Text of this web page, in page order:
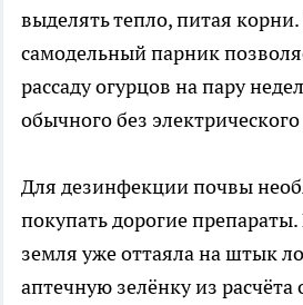
выделять тепло, питая
самодельный парник
рассаду огурцов на пару
обычного без
Для дезинфекции почвы
покупать дорогие препараты.
земля уже оттаяла на штык
аптечную зелёнку из